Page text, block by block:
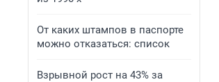
От каких штампов в паспорте
можно отказаться: список
Взрывной рост на 43% за